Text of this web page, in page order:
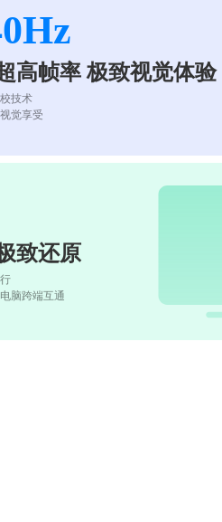
高帧率 极致视觉体验
技术
觉享受
致还原
脑跨端互通